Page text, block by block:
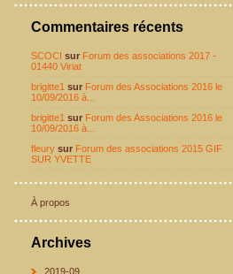
Commentaires récents
SCOCI sur Forum des associations 2017 -
01440 Viriat
brigitte1 sur Forum des Associations 2016 le
10/09/2016 à...
brigitte1 sur Forum des Associations 2016 le
10/09/2016 à...
fleury sur Forum des associations 2015 GIF
SUR YVETTE
À propos
Archives
2019-09